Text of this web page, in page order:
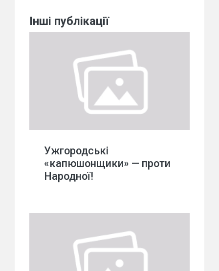
Інші публікації
Ужгородські
«капюшонщики» — проти
Народної!